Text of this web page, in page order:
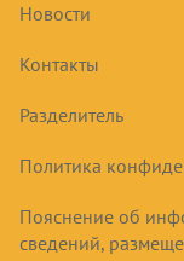
Новости
Контакты
Разделитель
Политика
Пояснение об
сведений,
СПЛИТ-
BE24WD/QN-